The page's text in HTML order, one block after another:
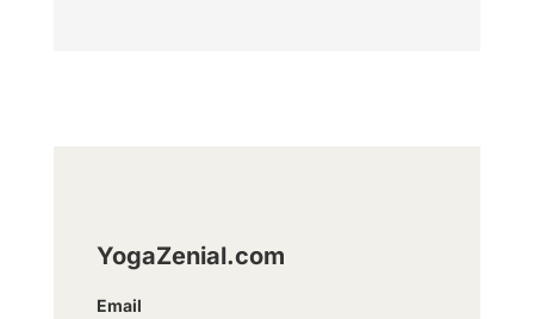
YogaZenial.com
Email